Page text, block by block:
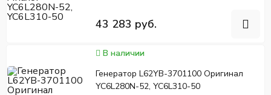
43 283 руб.
В наличии
Генератор L62YB-3701100 Оригинал
YC6L280N-52, YC6L310-50